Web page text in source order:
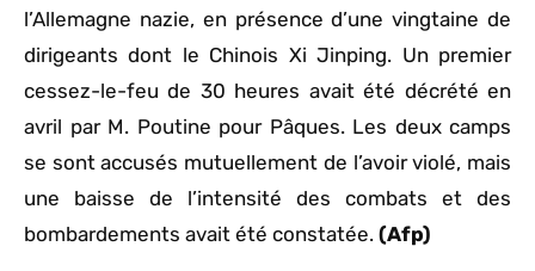
l’Allemagne nazie, en présence d’une vingtaine de
dirigeants dont le Chinois Xi Jinping. Un premier
cessez-le-feu de 30 heures avait été décrété en
avril par M. Poutine pour Pâques. Les deux camps
se sont accusés mutuellement de l’avoir violé, mais
une baisse de l’intensité des combats et des
bombardements avait été constatée. (Afp)